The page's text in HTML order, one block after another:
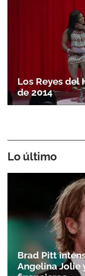
Los Reyes del
de 2014
Lo último
Brad Pitt
Angelina Jolie